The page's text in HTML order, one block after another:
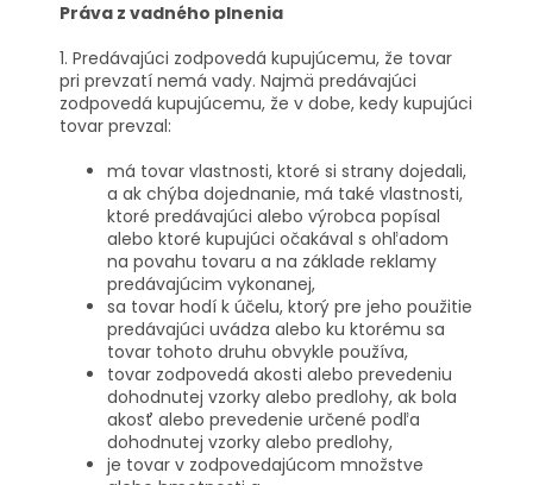
Práva z vadného plnenia
1. Predávajúci zodpovedá kupujúcemu, že tovar
pri prevzatí nemá vady. Najmä predávajúci
zodpovedá kupujúcemu, že v dobe, kedy kupujúci
tovar prevzal:
má tovar vlastnosti, ktoré si strany dojedali,
a ak chýba dojednanie, má také vlastnosti,
ktoré predávajúci alebo výrobca popísal
alebo ktoré kupujúci očakával s ohľadom
na povahu tovaru a na základe reklamy
predávajúcim vykonanej,
sa tovar hodí k účelu, ktorý pre jeho použitie
predávajúci uvádza alebo ku ktorému sa
tovar tohoto druhu obvykle používa,
tovar zodpovedá akosti alebo prevedeniu
dohodnutej vzorky alebo predlohy, ak bola
akosť alebo prevedenie určené podľa
dohodnutej vzorky alebo predlohy,
je tovar v zodpovedajúcom množstve